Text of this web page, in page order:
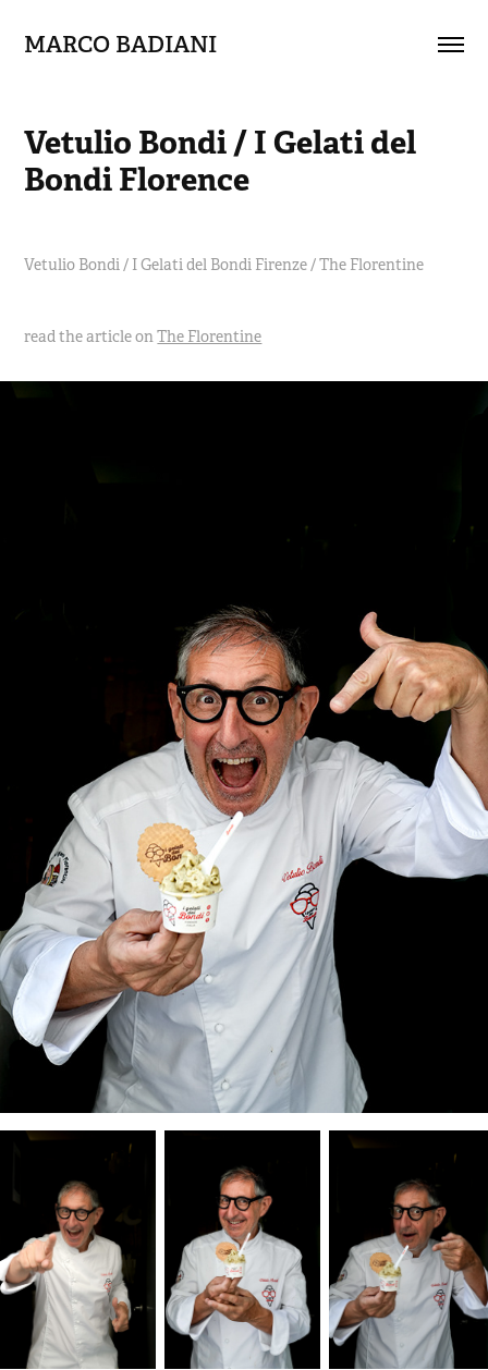
MARCO BADIANI
Vetulio Bondi / I Gelati del
Bondi Florence
Vetulio Bondi / I Gelati del Bondi Firenze / The Florentine
read the article onThe Florentine